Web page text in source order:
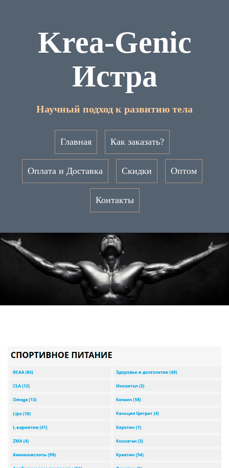
Krea-Genic
Истра
Научный подход к развитию тела
Главная Как заказать?
Оплата и Доставка Скидки Оптом
Контакты